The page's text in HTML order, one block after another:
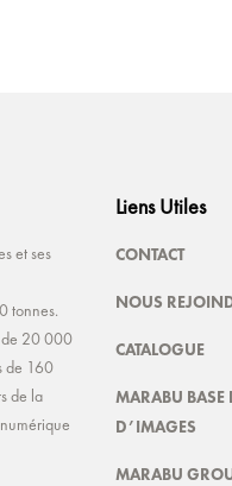
et ses
tonnes.
de 20 000
de 160
de la
Liens Utiles
CONTACT
NOUS
CATALOGUE
MARABU BASE
D’IMAGES
MARABU